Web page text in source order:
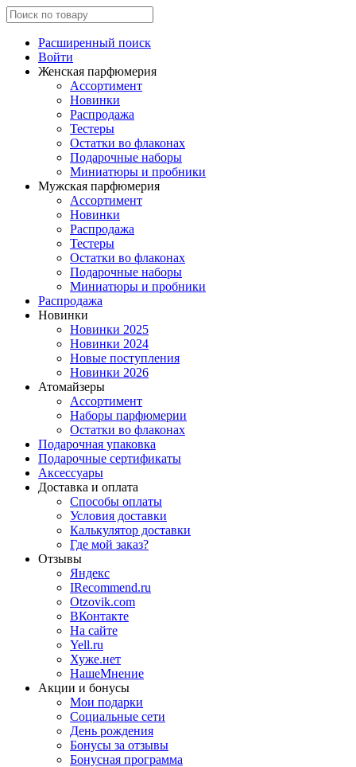
Расширенный поиск
Войти
Женская парфюмерия
Ассортимент
Новинки
Распродажа
Тестеры
Остатки во флаконах
Подарочные наборы
Миниатюры и пробники
Мужская парфюмерия
Ассортимент
Новинки
Распродажа
Тестеры
Остатки во флаконах
Подарочные наборы
Миниатюры и пробники
Распродажа
Новинки
Новинки 2025
Новинки 2024
Новые поступления
Новинки 2026
Атомайзеры
Ассортимент
Наборы парфюмерии
Остатки во флаконах
Подарочная упаковка
Подарочные сертификаты
Аксессуары
Доставка и оплата
Способы оплаты
Условия доставки
Калькулятор доставки
Где мой заказ?
Отзывы
Яндекс
IRecommend.ru
Otzovik.com
ВКонтакте
На сайте
Yell.ru
Хуже.нет
НашеМнение
Акции и бонусы
Мои подарки
Социальные сети
День рождения
Бонусы за отзывы
Бонусная программа